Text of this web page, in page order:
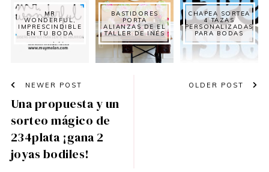
MR
WONDERFUL,
IMPRESCINDIBLE
EN TU BODA
BASTIDORES
PORTA
ALIANZAS DE EL
TALLER DE INÉS
CHAPEA SORTEA
4 TAZAS
PERSONALIZADAS
PARA BODAS
NEWER POST
Una propuesta y un
sorteo mágico de
234plata ¡gana 2
joyas bodiles!
OLDER POST